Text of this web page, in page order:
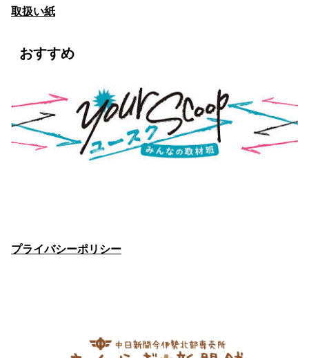
取扱い紙
おすすめ
プライバシーポリシー